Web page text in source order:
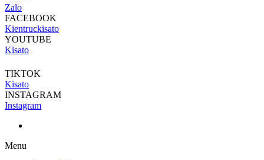
Zalo
FACEBOOK
Kientruckisato
YOUTUBE
Kisato
TIKTOK
Kisato
INSTAGRAM
Instagram
Menu